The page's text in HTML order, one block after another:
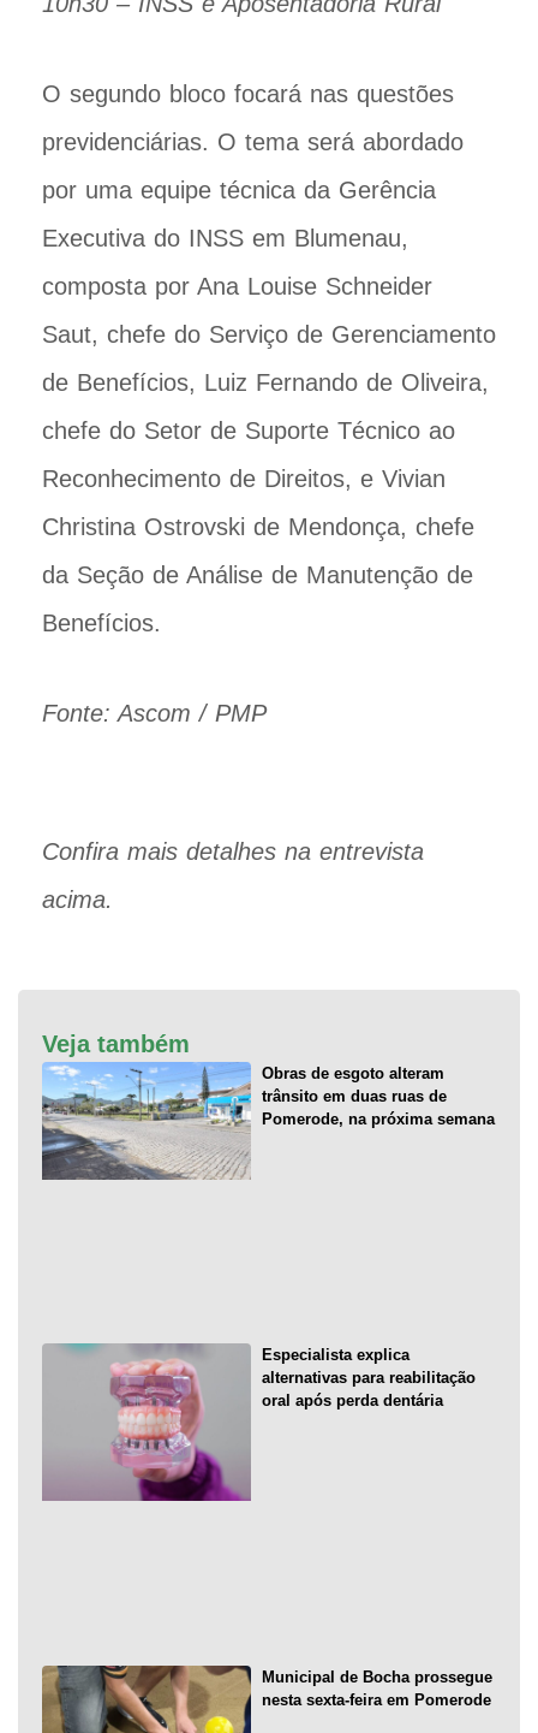
O segundo bloco focará nas questões
previdenciárias. O tema será abordado
por uma equipe técnica da Gerência
Executiva do INSS em Blumenau,
composta por Ana Louise Schneider
Saut, chefe do Serviço de Gerenciamento
de Benefícios, Luiz Fernando de Oliveira,
chefe do Setor de Suporte Técnico ao
Reconhecimento de Direitos, e Vivian
Christina Ostrovski de Mendonça, chefe
da Seção de Análise de Manutenção de
Benefícios.
Fonte: Ascom / PMP
Confira mais detalhes na entrevista
acima.
Veja também
Obras de esgoto alteram
trânsito em duas ruas de
Pomerode, na próxima semana
Especialista explica
alternativas para reabilitação
oral após perda dentária
Municipal de Bocha prossegue
nesta sexta-feira em Pomerode